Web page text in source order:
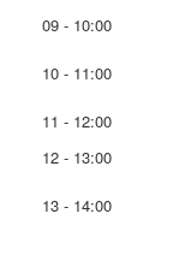
09 - 10:00
10 - 11:00
11 - 12:00
12 - 13:00
13 - 14:00